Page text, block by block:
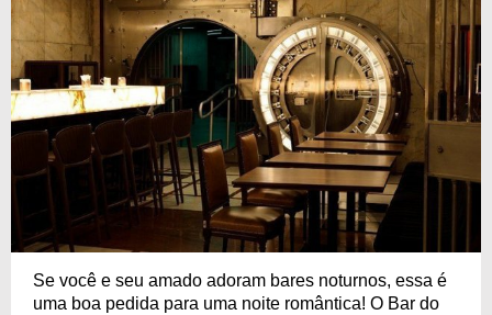
Se você e seu amado adoram bares noturnos, essa é
uma boa pedida para uma noite romântica! O Bar do